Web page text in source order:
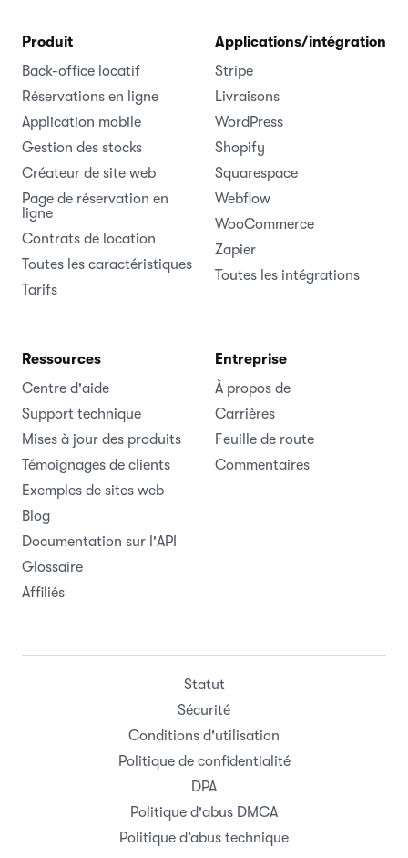
Produit
Back-office locatif
Réservations en ligne
Application mobile
Gestion des stocks
Créateur de site web
Page de réservation en
ligne
Contrats de location
Toutes les caractéristiques
Tarifs
Applications/intégrations
Stripe
Livraisons
WordPress
Shopify
Squarespace
Webflow
WooCommerce
Zapier
Toutes les intégrations
Ressources
Centre d'aide
Support technique
Mises à jour des produits
Témoignages de clients
Exemples de sites web
Blog
Documentation sur l'API
Glossaire
Affiliés
Entreprise
À propos de
Carrières
Feuille de route
Commentaires
Statut
Sécurité
Conditions d'utilisation
Politique de confidentialité
DPA
Politique d'abus DMCA
Politique d’abus technique